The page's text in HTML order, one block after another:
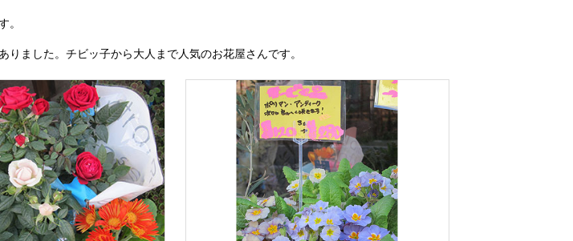
。
ました。チビッ子から大人まで人気のお花屋さんです。